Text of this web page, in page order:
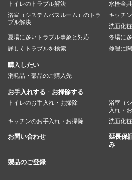
トイレのトラブル解決
水栓金
浴室（システムバスルーム）のトラ
ブル解決
キッチ
洗面化
夏場に多いトラブル事象と対応
冬場に
詳しくトラブルを検索
修理に
購入したい
消耗品・部品のご購入先
お手入れする・お掃除する
トイレのお手入れ・お掃除
浴室（
入れ・
キッチンのお手入れ・お掃除
洗面化
お問い合わせ
延長保
み
製品のご登録